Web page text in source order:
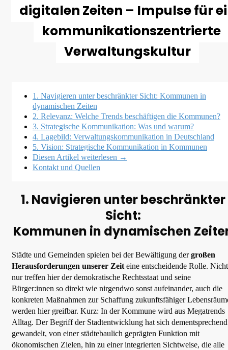
digitalen Zeiten – Impulse für
kommunikationszentrierte
Verwaltungskultur
1. Navigieren unter beschränkter Sicht: Kommunen in
dynamischen Zeiten
2. Relevanz: Welche Trends beschäftigen die Kommunen?
3. Strategische Kommunikation: Was und warum?
4. Lagebild: Verwaltungskommunikation in Deutschland
5. Vision: Strategische Kommunikation in Kommunen
Diesen Artikel weiterlesen →
Kontakt und Quellen
1. Navigieren unter beschränkter
Sicht:
Kommunen in dynamischen
Städte und Gemeinden spielen bei der Bewältigung dergroßen
Herausforderungen unserer Zeit eine entscheidende Rolle. Nicht
nur treffen hier der demokratische Rechtsstaat und seine
Bürger:innen so direkt wie nirgendwo sonst aufeinander, auch die
konkreten Maßnahmen zur Schaffung zukunftsfähiger
werden hier greifbar. Kurz: In der Kommune wird aus Megatrends
Alltag. Der Begriff der Stadtentwicklung hat sich dementsprechend
gewandelt, von einer städtebaulich geprägten Funktion mit
ökonomischen Zielen, hin zu einer integrierten Sichtweise, die alle